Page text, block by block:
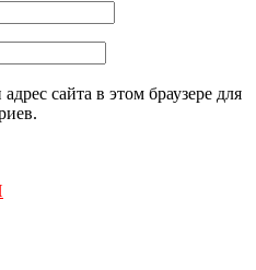
сайта в этом браузере для